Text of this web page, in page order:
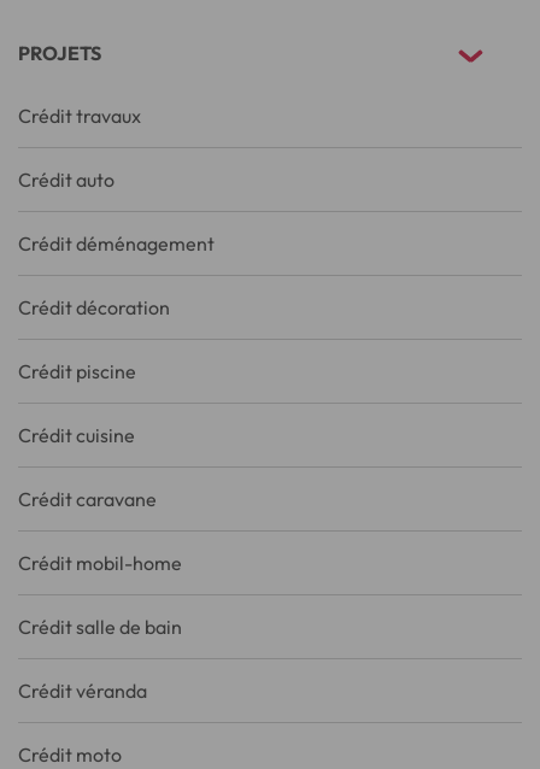
PROJETS
Crédit travaux
Crédit auto
Crédit déménagement
Crédit décoration
Crédit piscine
Crédit cuisine
Crédit caravane
Crédit mobil-home
Crédit salle de bain
Crédit véranda
Crédit moto